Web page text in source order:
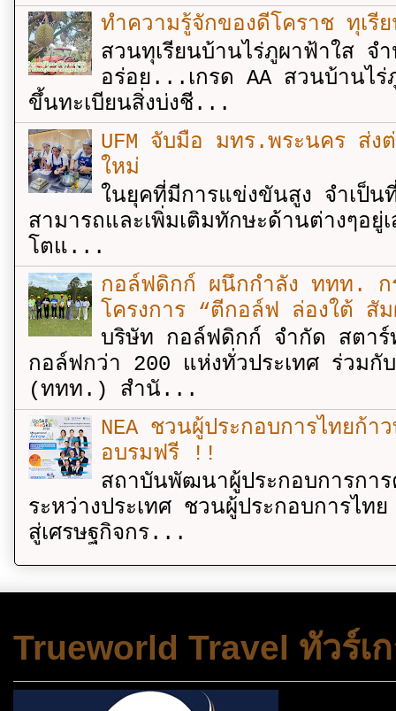
ทำความรู้จักของดีโคราช ทุเรี
สวนทุเรียนบ้านไร่ภูผาฟ้าใส
อร่อย...เกรด AA สวนบ้านไ
ขึ้นทะเบียนสิ่งบ่งชี...
UFM จับมือ มทร.พระนคร ส่งต่
ใหม่
ในยุคที่มีการแข่งขันสูง จำเป็
สามารถและเพิ่มเติมทักษะด้านต่างๆอยู่
โตแ...
กอล์ฟดิกก์ ผนึกกำลัง ททท. ก
โครงการ “ตีกอล์ฟ ล่องใต้ สั
บริษัท กอล์ฟดิกก์ จำกัด สตาร์
กอล์ฟกว่า 200 แห่งทั่วประเทศ ร่วมกั
(ททท.) สำนั...
NEA ชวนผู้ประกอบการไทยก้า
อบรมฟรี !!
สถาบันพัฒนาผู้ประกอบการกา
ระหว่างประเทศ ชวนผู้ประกอบการไท
สู่เศรษฐกิจกร...
Trueworld Travel ทัวร์เ